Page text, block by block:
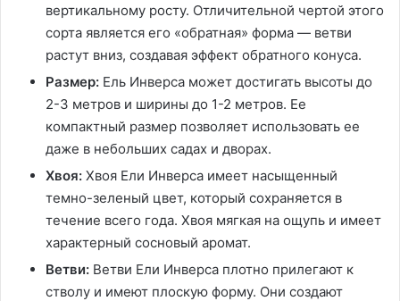
вертикальному росту. Отличительной чертой этого
сорта является его «обратная» форма — ветви
растут вниз, создавая эффект обратного конуса.
Размер: Ель Инверса может достигать высоты до
2-3 метров и ширины до 1-2 метров. Ее
компактный размер позволяет использовать ее
даже в небольших садах и дворах.
Хвоя: Хвоя Ели Инверса имеет насыщенный
темно-зеленый цвет, который сохраняется в
течение всего года. Хвоя мягкая на ощупь и имеет
характерный сосновый аромат.
Ветви: Ветви Ели Инверса плотно прилегают к
стволу и имеют плоскую форму. Они создают